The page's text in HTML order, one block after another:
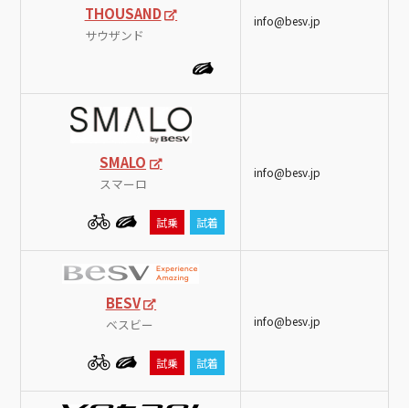
THOUSAND
サウザンド
info@besv.jp
SMALO
スマーロ
試乗 試着
info@besv.jp
BESV
ベスビー
試乗 試着
info@besv.jp